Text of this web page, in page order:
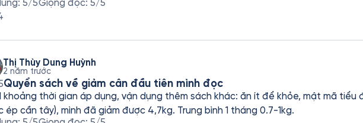
: 5/5Giọng đọc: 5/5
Thị Thùy Dung Huỳnh
2 năm trước
Quyển sách về giảm cân đầu tiên mình đọc
khoảng thời gian áp dụng, vận dụng thêm sách khác: ăn ít để khỏe, mật mã tiểu
ép cần tây), mình đã giảm được 4,7kg. Trung bình 1 tháng 0.7-1kg.